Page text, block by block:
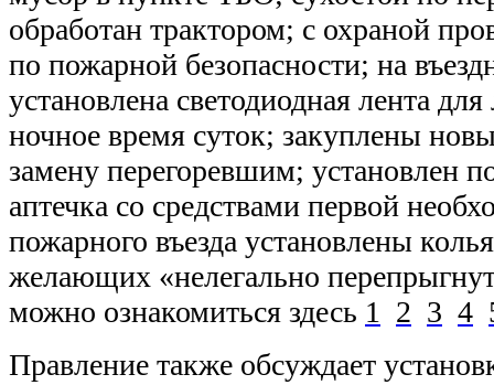
обработан трактором; с охраной
по пожарной безопасности; на
установлена светодиодная лента
ночное время суток; закуплены
замену перегоревшим; установлен
аптечка со средствами первой
пожарного въезда установлены
желающих «нелегально
можно ознакомиться здесь 1 2 3 4
Правление также обсуждает